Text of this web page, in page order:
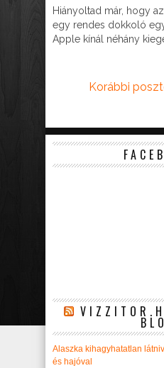
Hiányoltad már, hogy
egy rendes dokkoló
Apple kínál néhány
Korábbi
Alaszka kihagyhatatlan
és hajóval